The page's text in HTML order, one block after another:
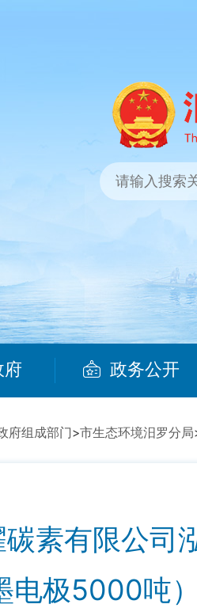
府 政务公开
府组成部门>市生态环境汨罗分局
素有限公司
电极5000吨